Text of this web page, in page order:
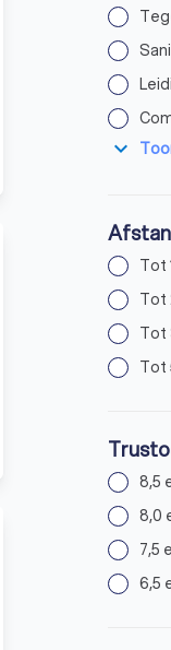
expand_more
Tot
Tot
Tot
Tot
8,5
8,0
7,5
6,5